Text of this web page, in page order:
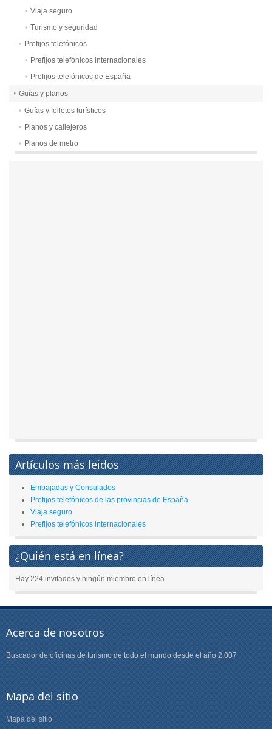
Viaja seguro
Turismo y seguridad
Prefijos telefónicos
Prefijos telefónicos internacionales
Prefijos telefónicos de España
Guías y planos
Guías y folletos turísticos
Planos y callejeros
Planos de metro
Artículos más leidos
Embajadas y Consulados
Prefijos telefónicos de las provincias de España
Viaja seguro
Prefijos telefónicos internacionales
¿Quién está en línea?
Hay 224 invitados y ningún miembro en línea
Acerca de nosotros
Buscador de oficinas de turismo de todo el mundo desde el año 2.007
Mapa del sitio
Mapa del sitio